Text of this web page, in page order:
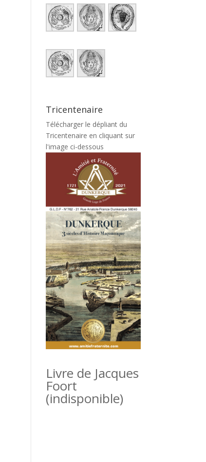
Tricentenaire
Télécharger le dépliant du
Tricentenaire en cliquant sur
l'image ci-dessous
Livre de Jacques
Foort
(indisponible)